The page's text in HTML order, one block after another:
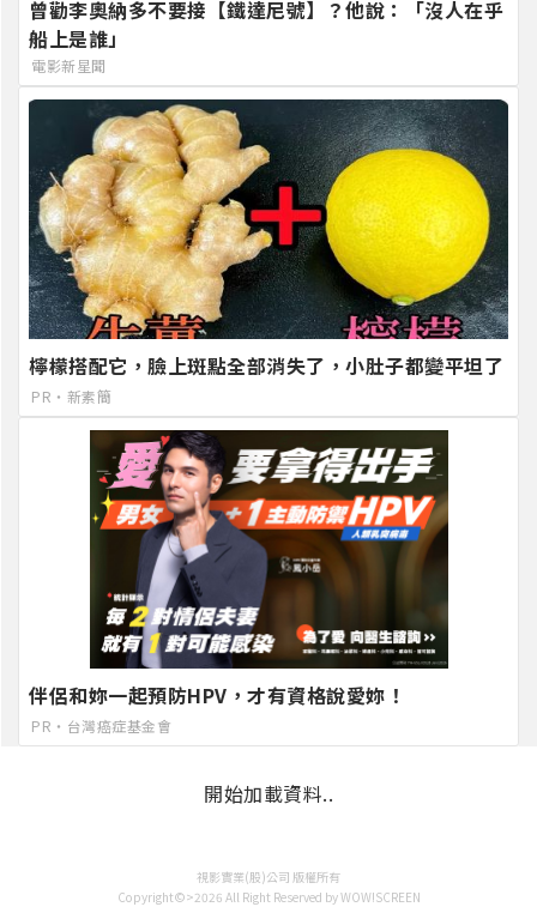
曾勸李奧納多不要接【鐵達尼號】？他說：「沒人在乎
船上是誰」
電影新星聞
檸檬搭配它，臉上斑點全部消失了，小肚子都變平坦了
PR・新素簡
伴侶和妳一起預防HPV，才有資格說愛妳！
PR・台灣癌症基金會
開始加載資料..
視影實業(股)公司 版權所有
Copyright©>2026 All Right Reserved by WOW!SCREEN